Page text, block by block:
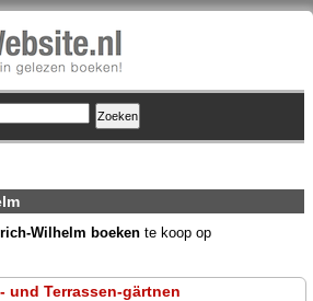
Wilhelm boeken te koop op
und Terrassen-gärtnen